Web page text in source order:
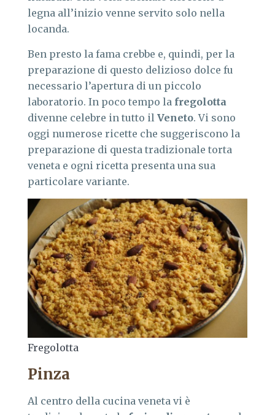
legna all’inizio venne servito solo nella
locanda.
Ben presto la fama crebbe e, quindi, per la
preparazione di questo delizioso dolce fu
necessario l’apertura di un piccolo
laboratorio. In poco tempo la fregolotta
divenne celebre in tutto il Veneto. Vi sono
oggi numerose ricette che suggeriscono la
preparazione di questa tradizionale torta
veneta e ogni ricetta presenta una sua
particolare variante.
Fregolotta
Pinza
Al centro della cucina veneta vi è